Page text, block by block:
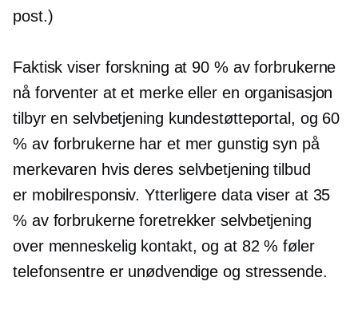
post.)
Faktisk viser forskning at 90 % av forbrukerne
nå forventer at et merke eller en organisasjon
tilbyr enselvbetjening kundestøtteportal, og 60
% av forbrukerne har et mer gunstig syn på
merkevaren hvis deres selvbetjening tilbud
er mobilresponsiv. Ytterligere data viser at 35
% av forbrukerne foretrekkerselvbetjening
over menneskelig kontakt, og at 82 % føler
telefonsentre er unødvendige og stressende.